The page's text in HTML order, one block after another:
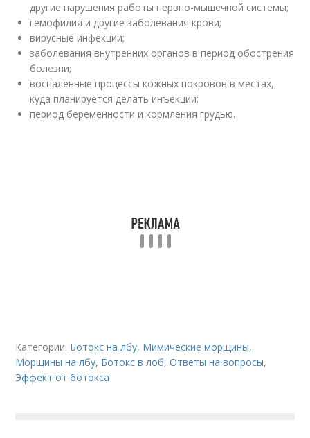
другие нарушения работы нервно-мышечной системы;
гемофилия и другие заболевания крови;
вирусные инфекции;
заболевания внутренних органов в период обострения
болезни;
воспаленные процессы кожных покровов в местах,
куда планируется делать инъекции;
период беременности и кормления грудью.
Категории: Ботокс на лбу, Мимические морщины,
Морщины на лбу, Ботокс в лоб,Ответы на вопросы,
Эффект от ботокса